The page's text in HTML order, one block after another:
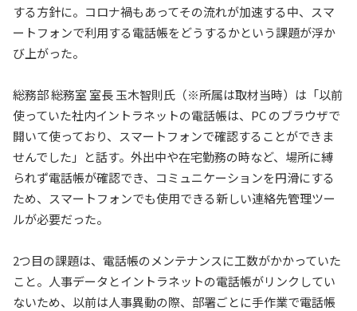
する方針に。コロナ禍もあってその流れが加速する中、スマ
ートフォンで利用する電話帳をどうするかという課題が浮か
び上がった。
総務部 総務室 室長 玉木智則氏（※所属は取材当時）は「以前
使っていた社内イントラネットの電話帳は、PC のブラウザで
開いて使っており、スマートフォンで確認することができま
せんでした」と話す。外出中や在宅勤務の時など、場所に縛
られず電話帳が確認でき、コミュニケーションを円滑にする
ため、スマートフォンでも使用できる新しい連絡先管理ツー
ルが必要だった。
2つ目の課題は、電話帳のメンテナンスに工数がかかっていた
こと。人事データとイントラネットの電話帳がリンクしてい
ないため、以前は人事異動の際、部署ごとに手作業で電話帳